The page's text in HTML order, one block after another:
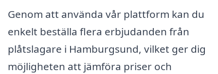
Genom att använda vår plattform kan du
enkelt beställa flera erbjudanden från
plåtslagare i Hamburgsund, vilket ger dig
möjligheten att jämföra priser och